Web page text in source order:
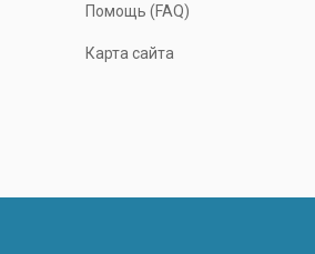
Помощь (FAQ)
Карта сайта